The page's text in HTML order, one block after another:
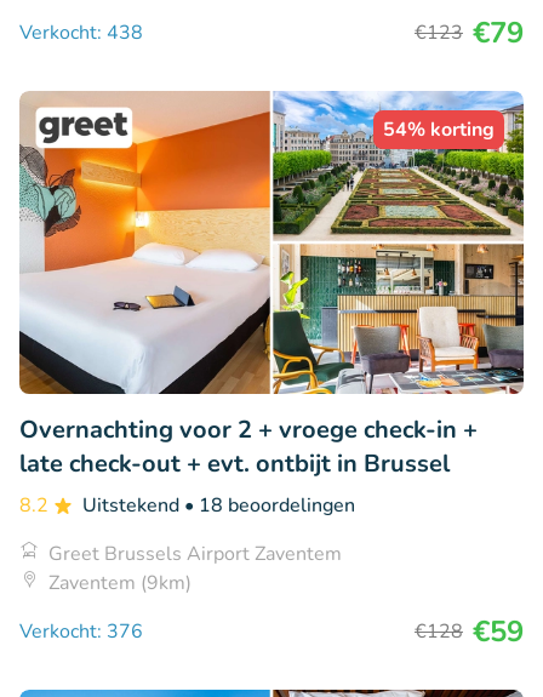
Verkocht: 438
€123 €79
54% korting
Overnachting voor 2 + vroege check-in +
late check-out + evt. ontbijt in Brussel
8.2 Uitstekend • 18 beoordelingen
Greet Brussels Airport Zaventem
Zaventem (9km)
Verkocht: 376
€128 €59